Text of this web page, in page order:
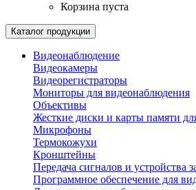
Корзина пуста
Каталог продукции
Видеонаблюдение
Видеокамеры
Видеорегистраторы
Мониторы для видеонаблюдения
Объективы
Жесткие диски и карты памяти
Микрофоны
Термокожухи
Кронштейны
Передача сигналов и устройства
Программное обеспечение для